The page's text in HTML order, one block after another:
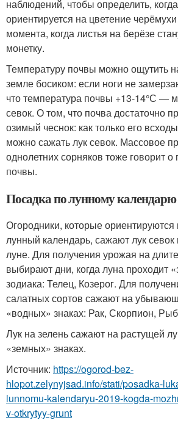
наблюдений, чтобы определить,
ориентируется на цветение
момента, когда листья на берёзе
монетку.
Температуру почвы можно ощутить
земле босиком: если ноги не
что температура почвы +13-14°С —
севок. О том, что почва достаточно
озимый чеснок: как только его
можно сажать лук севок. Массовое
однолетних сорняков тоже говорит о
почвы.
Посадка по лунному календарю
Огородники, которые ориентируются
лунный календарь, сажают лук
луне. Для получения урожая на
выбирают дни, когда луна проходит
зодиака: Телец, Козерог. Для
салатных сортов сажают на
«водных» знаках: Рак, Скорпион,
Лук на зелень сажают на растущей
«земных» знаках.
Источник: https://ogorod-bez-
hlopot.zelynyjsad.info/stati/posadka-
lunnomu-kalendaryu-2019-kogda-
v-otkrytyy-grunt